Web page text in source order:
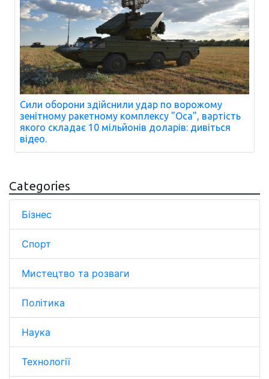
Сили оборони здійснили удар по ворожому
зенітному ракетному комплексу "Оса", вартість
якого складає 10 мільйонів доларів: дивіться
відео.
Categories
Бізнес
Спорт
Мистецтво та розваги
Політика
Наука
Технології